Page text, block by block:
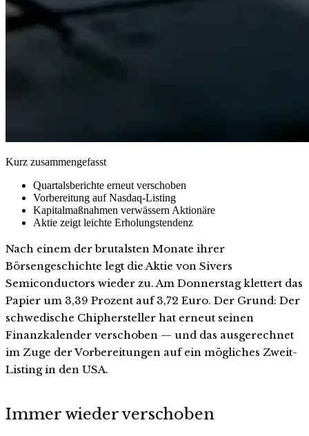
Kurz zusammengefasst
Quartalsberichte erneut verschoben
Vorbereitung auf Nasdaq-Listing
Kapitalmaßnahmen verwässern Aktionäre
Aktie zeigt leichte Erholungstendenz
Nach einem der brutalsten Monate ihrer
Börsengeschichte legt die Aktie von Sivers
Semiconductors wieder zu. Am Donnerstag klettert das
Papier um 3,39 Prozent auf 3,72 Euro. Der Grund: Der
schwedische Chiphersteller hat erneut seinen
Finanzkalender verschoben — und das ausgerechnet
im Zuge der Vorbereitungen auf ein mögliches Zweit-
Listing in den USA.
Immer wieder verschoben